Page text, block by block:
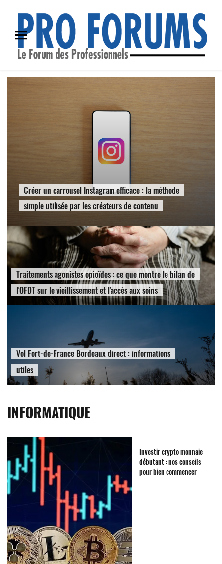
Créer un carrousel Instagram efficace : la méthode
simple utilisée par les créateurs de contenu
Traitements agonistes opioïdes : ce que montre le bilan de
l'OFDT sur le vieillissement et l'accès aux soins
Vol Fort-de-France Bordeaux direct : informations
utiles
INFORMATIQUE
Investir crypto monnaie
débutant : nos conseils
pour bien commencer